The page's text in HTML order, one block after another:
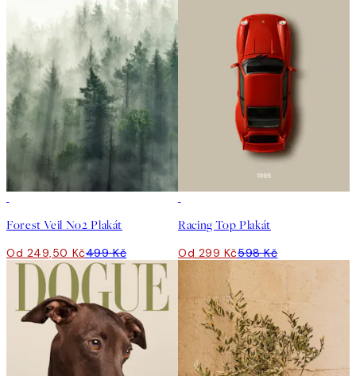
Forest Veil No2 Plakát
Od 249,50 Kč499 Kč
Racing Top Plakát
Od 299 Kč598 Kč